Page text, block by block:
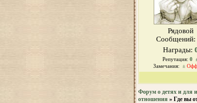
Рядовой
Сообщений:
Награды:
Репутация: 0
Замечания:
±
Форум о детях и для
отношения » Где вы